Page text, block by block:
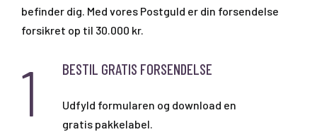
befinder dig. Med vores Postguld er din forsendelse
forsikret op til 30.000 kr.
1 BESTIL GRATIS FORSENDELSE
Udfyld formularen og download en
gratis pakkelabel.